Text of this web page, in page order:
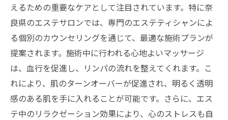
えるための重要なケアとして注目されています。特に奈
良県のエステサロンでは、専門のエステティシャンによ
る個別のカウンセリングを通じて、最適な施術プランが
提案されます。施術中に行われる心地よいマッサージ
は、血行を促進し、リンパの流れを整えてくれます。こ
れにより、肌のターンオーバーが促進され、明るく透明
感のある肌を手に入れることが可能です。さらに、エス
テ中のリラクゼーション効果により、心のストレスも自